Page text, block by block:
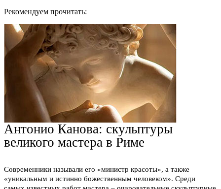
Рекомендуем прочитать:
Антонио Канова: скульптуры
великого мастера в Риме
Современники называли его «министр красоты», а также
«уникальным и истинно божественным человеком». Среди